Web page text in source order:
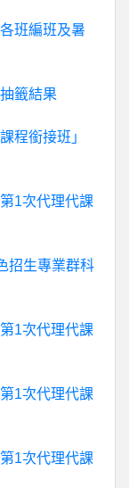
班編班及暑
籤結果
程銜接班」
1次代理代課
招生專業群科
1次代理代課
1次代理代課
1次代理代課